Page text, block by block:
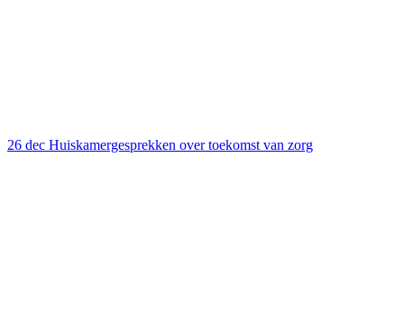
26 dec Huiskamergesprekken over toekomst van zorg